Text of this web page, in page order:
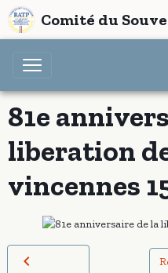
Comité du
81e
liberation
vincennes